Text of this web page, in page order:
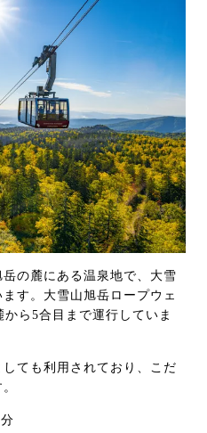
の麓にある温泉地で、大雪
す。大雪山旭岳ロープウェ
ら5合目まで運行していま
ても利用されており、こだ